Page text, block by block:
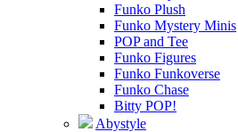
Funko Plush
Funko Mystery Minis
POP and Tee
Funko Figures
Funko Funkoverse
Funko Chase
Bitty POP!
Abystyle